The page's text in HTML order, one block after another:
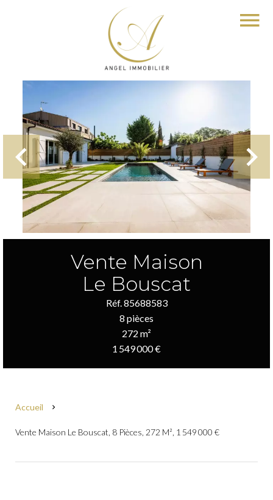
Vente Maison
Le Bouscat
Réf. 85688583
8 pièces
272 m²
1 549 000 €
Accueil
Vente Maison Le Bouscat, 8 Pièces, 272 M², 1 549 000 €